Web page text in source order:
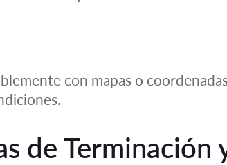
con mapas o
de Terminación